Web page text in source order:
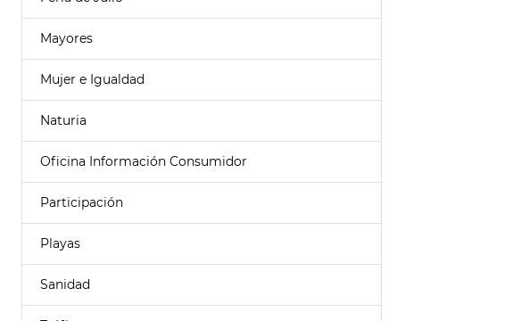
Mayores
Mujer e Igualdad
Naturia
Oficina Información Consumidor
Participación
Playas
Sanidad